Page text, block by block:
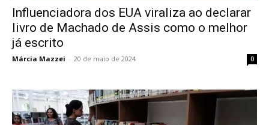
Influenciadora dos EUA viraliza ao declarar
livro de Machado de Assis como o melhor
já escrito
Márcia Mazzei - 20 de maio de 2024 0